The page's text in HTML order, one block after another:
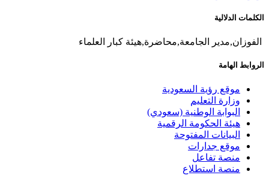
الكلمات الدلالية
الفوزان,مدير الجامعة,محاضرة,هيئة كبار العلماء
الروابط الهامة
موقع رؤية السعودية
وزارة التعليم
البوابة الوطنية (سعودي)
هيئة الحكومة الرقمية
البيانات المفتوحة
موقع جدارات
منصة تفاعل
منصة استطلاع